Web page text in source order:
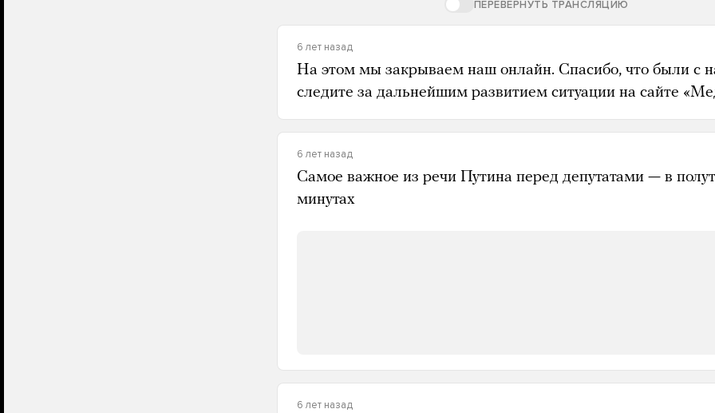
ПЕРЕВЕРНУТЬ ТРАНСЛЯЦИЮ
6 лет назад
На этом мы закрываем наш онлайн. Спасибо, что были с
следите за дальнейшим развитием ситуации на сайте
6 лет назад
Самое важное из речи Путина перед депутатами — в
минутах
6 лет назад